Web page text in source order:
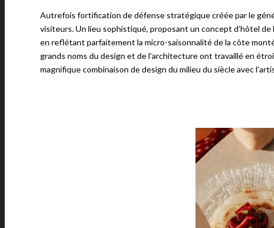
Autrefois fortification de défense stratégique créée par le
visiteurs. Un lieu sophistiqué, proposant un concept d’hôtel
en reflétant parfaitement la micro-saisonnalité de la côte
grands noms du design et de l’architecture ont travaillé en
magnifique combinaison de design du milieu du siècle avec